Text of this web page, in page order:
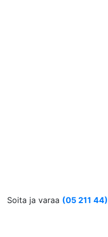
Soita ja varaa (05 211 44)